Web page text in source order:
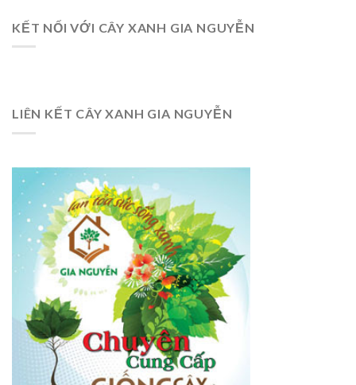
KẾT NỐI VỚI CÂY XANH GIA NGUYỄN
LIÊN KẾT CÂY XANH GIA NGUYỄN